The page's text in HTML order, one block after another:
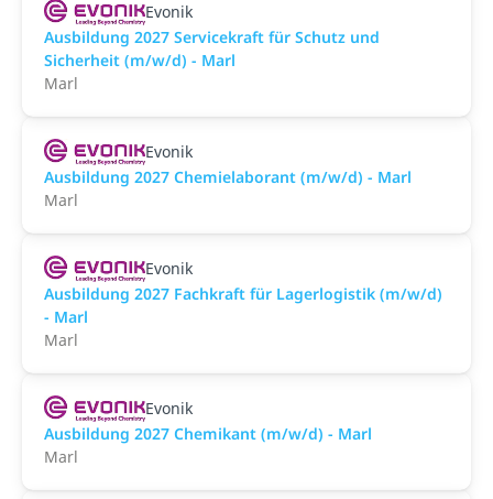
Evonik
Ausbildung 2027 Servicekraft für Schutz und
Sicherheit (m/w/d) - Marl
Marl
Evonik
Ausbildung 2027 Chemielaborant (m/w/d) - Marl
Marl
Evonik
Ausbildung 2027 Fachkraft für Lagerlogistik (m/w/d)
- Marl
Marl
Evonik
Ausbildung 2027 Chemikant (m/w/d) - Marl
Marl